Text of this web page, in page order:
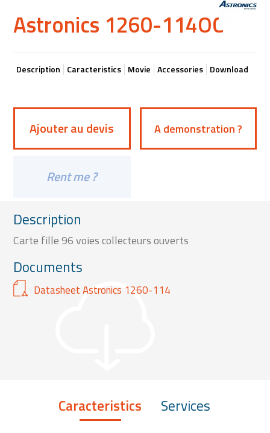
Astronics 1260-114OC
Description Caracteristics Movie Accessories Download
Ajouter au devis A demonstration ?
Rent me ?
Description
Carte fille 96 voies collecteurs ouverts
Documents
Datasheet Astronics 1260-114
Caracteristics Services